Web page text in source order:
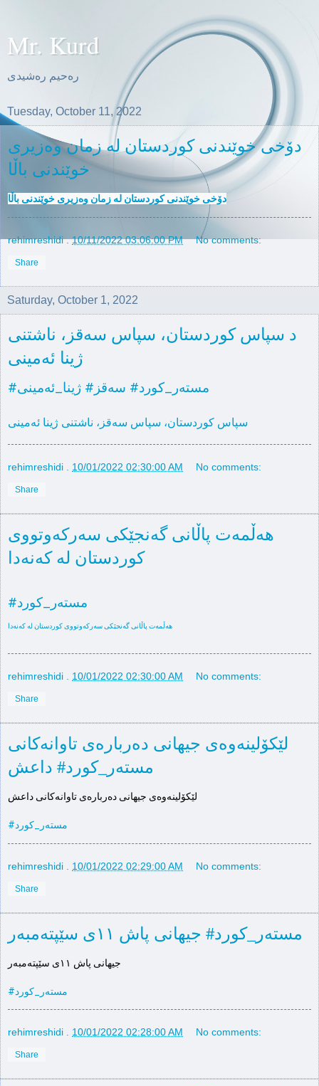
Mr. Kurd
ره‌حیم ره‌شیدی
Tuesday, October 11, 2022
دۆخی خوێندنی کوردستان لە زمان وەزیری
خوێندنی باڵا
دۆخی خوێندنی کوردستان لە زمان وەزیری خوێندنی باڵا
rehimreshidi .10/11/2022 03:06:00 PM No comments:
Share
Saturday, October 1, 2022
د سپاس کوردستان، سپاس سەقز، ناشتنی
ژینا ئەمینی
#مستەر_كورد
سپاس کوردستان، سپاس سەقز، ناشتنی ژینا ئەمینی
rehimreshidi . 10/01/2022 02:30:00 AM No comments:
Share
هەڵمەت پاڵانی گەنجێکی سەرکەوتووی
کوردستان لە کەنەدا
#مستەر_كورد
هەڵمەت پاڵانی گەنجێکی سەرکەوتووی کوردستان لە کەنەدا
rehimreshidi 10/01/2022 02:30:00 AM No comments:
Share
داعش ‎#مستەر_کورد
#مستەر_کورد
rehimreshidi 10/01/2022 02:29:00 AM No comments:
Share
‎جیهانی پاش ١١ی سێپتەمبەر ‎#مستەر_كورد
#مستەر_كورد
rehimreshidi . 10/01/2022 02:28:00 AM No comments:
Share